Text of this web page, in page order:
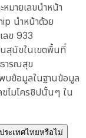
มายเลขนำหน้า
นำหน้าด้วย
ลข 933
สุนัขในเขตพื้นที่
ารณสุข
บข้อมูลในฐานข้อมูล
ขไมโครชิปนั้นๆ ใน
ะเทศไทยหรือไม่